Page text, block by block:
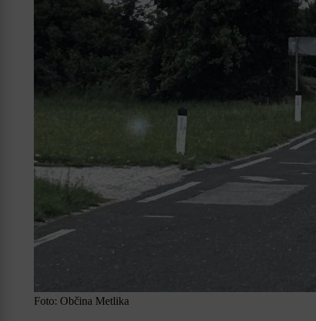
Foto: Občina Metlika